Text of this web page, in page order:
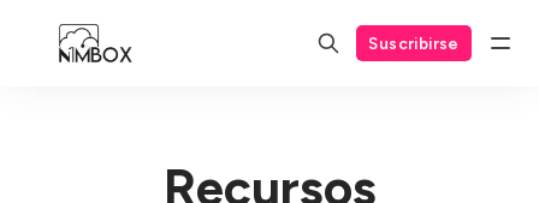
Suscribirse
Recursos